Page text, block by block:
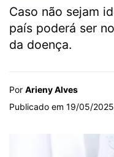
Caso não sejam
país poderá ser
da doença.
Por Arieny Alves
Publicado em 19/05/